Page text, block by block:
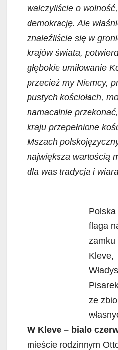
walczyliście o
demokrację. Ale
znaleźliście się w
krajów świata,
głębokie umiłowanie
przecież my Niemcy,
pustych kościołach,
namacalnie
kraju przepełnione
Mszach
największa wartością
dla was tradycja i
Polska
flaga
zamku
Kleve,
ze
W Kleve – bialo
mieście rodzinnym